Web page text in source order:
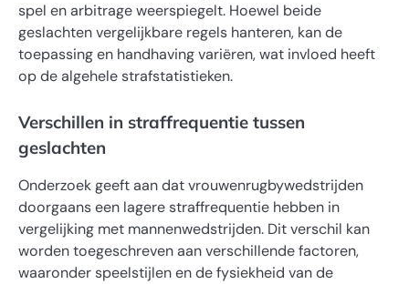
spel en arbitrage weerspiegelt. Hoewel beide
geslachten vergelijkbare regels hanteren, kan de
toepassing en handhaving variëren, wat invloed heeft
op de algehele strafstatistieken.
Verschillen in straffrequentie tussen
geslachten
Onderzoek geeft aan dat vrouwenrugbywedstrijden
doorgaans een lagere straffrequentie hebben in
vergelijking met mannenwedstrijden. Dit verschil kan
worden toegeschreven aan verschillende factoren,
waaronder speelstijlen en de fysiekheid van de